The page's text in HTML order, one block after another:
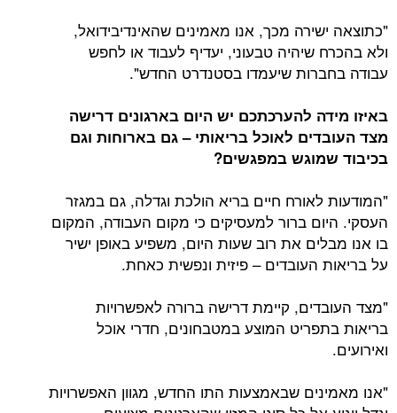
"כתוצאה ישירה מכך, אנו מאמינים שהאינדיבידואל,
ולא בהכרח שיהיה טבעוני, יעדיף לעבוד או לחפש
עבודה בחברות שיעמדו בסטנדרט החדש".
באיזו מידה להערכתכם יש היום בארגונים דרישה
מצד העובדים לאוכל בריאותי – גם בארוחות וגם
בכיבוד שמוגש במפגשים?
"המודעות לאורח חיים בריא הולכת וגדלה, גם במגזר
העסקי. היום ברור למעסיקים כי מקום העבודה, המקום
בו אנו מבלים את רוב שעות היום, משפיע באופן ישיר
על בריאות העובדים – פיזית ונפשית כאחת.
"מצד העובדים, קיימת דרישה ברורה לאפשרויות
בריאות בתפריט המוצע במטבחונים, חדרי אוכל
ואירועים.
"אנו מאמינים שבאמצעות התו החדש, מגוון האפשרויות